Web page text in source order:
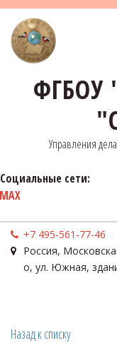
ФГБОУ
Управления
Социальные сети:
MAX
+7 495-561-77-46
Россия,
о, ул. Южная,
Назад к списку